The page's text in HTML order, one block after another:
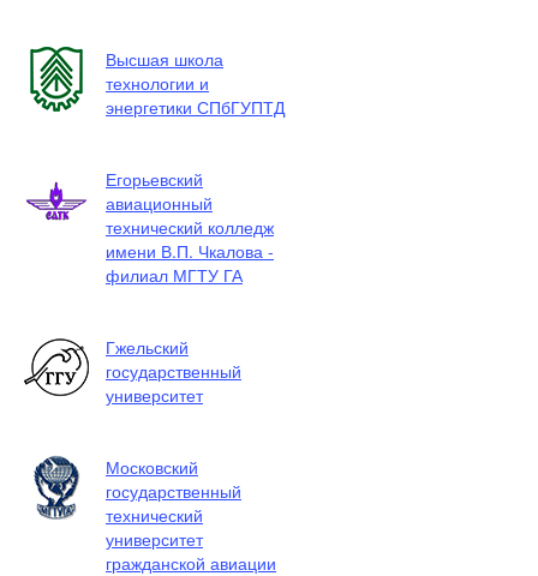
Высшая школа
технологии и
энергетики СПбГУПТД
Егорьевский
авиационный
технический колледж
имени В.П. Чкалова -
филиал МГТУ ГА
Гжельский
государственный
университет
Московский
государственный
технический
университет
гражданской авиации